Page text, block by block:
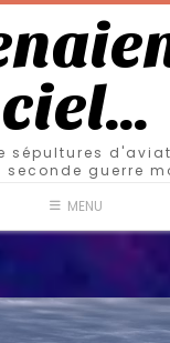
ciel…
sépultures
guerre
MENU